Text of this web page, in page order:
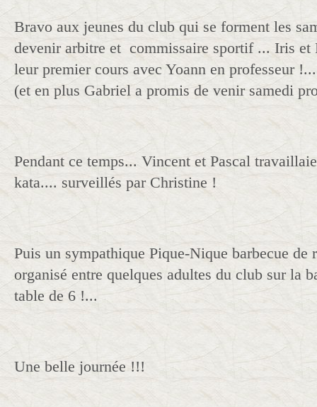
Bravo aux jeunes du club qui se forment les
devenir arbitre et commissaire sportif ... Iris et
leur premier cours avec Yoann en professeur
(et en plus Gabriel a promis de venir samedi
Pendant ce temps... Vincent et Pascal
kata.... surveillés par Christine !
Puis un sympathique Pique-Nique barbecue de
organisé entre quelques adultes du club sur la
table de 6 !...
Une belle journée !!!